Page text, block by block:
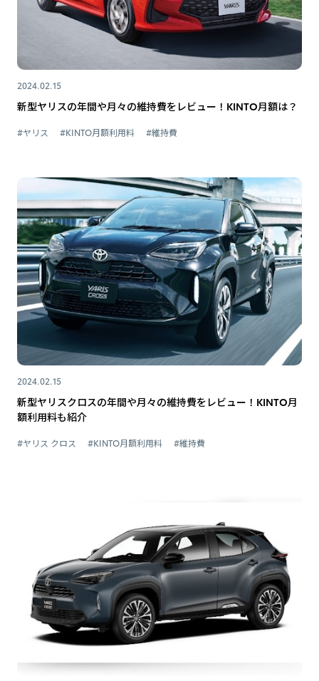
2024.02.15
新型ヤリスの年間や月々の維持費をレビュー！KINTO月額は？
#ヤリス #KINTO月額利用料 #維持費
2024.02.15
新型ヤリスクロスの年間や月々の維持費をレビュー！KINTO月
額利用料も紹介
#ヤリス クロス #KINTO月額利用料 #維持費